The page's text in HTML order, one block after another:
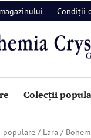
Condiții
Colecții
populare / Lara /